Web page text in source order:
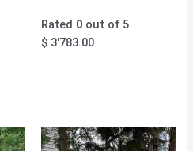
Rated 0out of 5
$3'783.00